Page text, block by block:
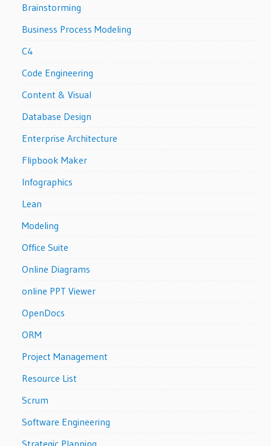
Brainstorming
Business Process Modeling
C4
Code Engineering
Content & Visual
Database Design
Enterprise Architecture
Flipbook Maker
Infographics
Lean
Modeling
Office Suite
Online Diagrams
online PPT Viewer
OpenDocs
ORM
Project Management
Resource List
Scrum
Software Engineering